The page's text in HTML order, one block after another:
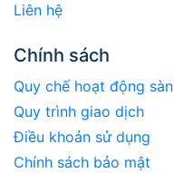
Liên hệ
Chính sách
Quy chế hoạt động sàn
Quy trình giao dịch
Điều khoản sử dụng
Chính sách bảo mật